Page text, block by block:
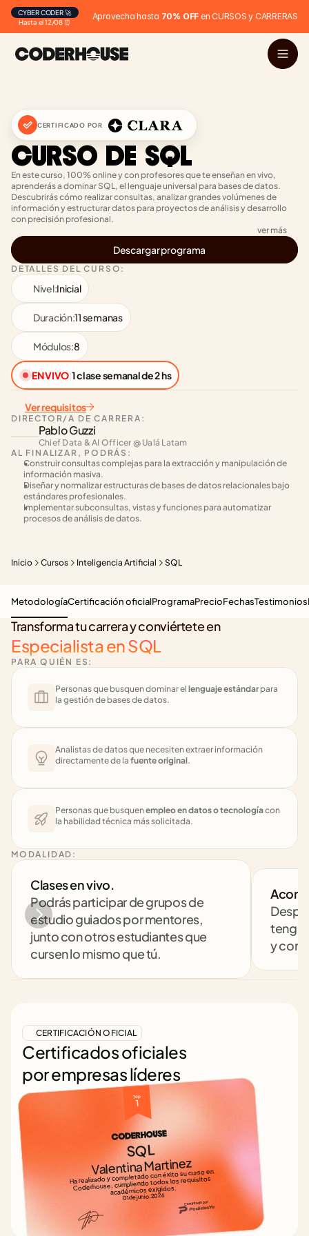
Hasta el 12/08 ⏰
CYBER CODER 🚀 Aprovecha hasta 70% OFF en CURSOS y CARRERAS
CERTIFICADO POR
CURSO DE SQL
En este curso, 100% online y con profesores que te enseñan en vivo,
aprenderás a dominar SQL, el lenguaje universal para bases de datos.
Descubrirás cómo realizar consultas, analizar grandes volúmenes de
información y estructurar datos para proyectos de análisis y desarrollo
con precisión profesional.
ver más
Descargar programa
DETALLES DEL CURSO:
Nivel:Inicial
Duración:11 semanas
Módulos:8
EN VIVO 1 clase semanal de 2 hs
Ver requisitos
DIRECTOR/A DE CARRERA:
Pablo Guzzi
Chief Data & AI Officer @ Ualá Latam
AL FINALIZAR, PODRÁS:
Construir consultas complejas para la extracción y manipulación de
información masiva.
Diseñar y normalizar estructuras de bases de datos relacionales bajo
estándares profesionales.
Implementar subconsultas, vistas y funciones para automatizar
procesos de análisis de datos.
Inicio Cursos Inteligencia Artificial SQL
Transforma tu carrera y conviértete en
Especialista en SQL
PARA QUIÉN ES:
Personas que busquen dominar el lenguaje estándar para
la gestión de bases de datos.
Analistas de datos que necesiten extraer información
directamente de la fuente original.
Personas que busquen empleo en datos o tecnología con
la habilidad técnica más solicitada.
MODALIDAD:
Clases en vivo.
Podrás participar de grupos de
estudio guiados por mentores,
junto con otros estudiantes que
cursen lo mismo que tú.
y
CERTIFICACIÓN OFICIAL
Certificados oficiales
por empresas líderes
Top
1
SQL
Valentina Martinez
Ha realizado y completado con éxito su curso en
Coderhouse, cumpliendo todos los requisitos
académicos exigidos.
01 de junio, 2026
Certificado por
MetodologíaCertificación oficialProgramaPrecioFechasTestimonios